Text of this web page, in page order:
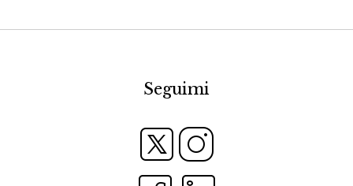
Seguimi